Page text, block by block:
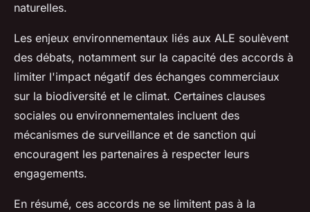
naturelles.
Les enjeux environnementaux liés aux ALE soulèvent
des débats, notamment sur la capacité des accords à
limiter l'impact négatif des échanges commerciaux
sur la biodiversité et le climat. Certaines clauses
sociales ou environnementales incluent des
mécanismes de surveillance et de sanction qui
encouragent les partenaires à respecter leurs
engagements.
En résumé, ces accords ne se limitent pas à la